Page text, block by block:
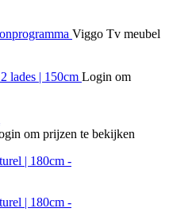
Viggo Tv meubel
lades | 150cm Login om
om prijzen te bekijken